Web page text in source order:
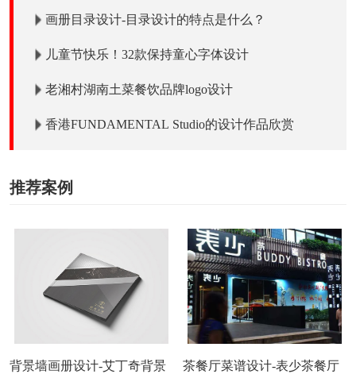
画册目录设计-目录设计的特点是什么？
儿童节快乐！32款保持童心字体设计
老湘村湖南土菜餐饮品牌logo设计
香港FUNDAMENTAL Studio的设计作品欣赏
推荐案例
背景墙画册设计-艾丁奇背景
茶餐厅菜谱设计-表少茶餐厅